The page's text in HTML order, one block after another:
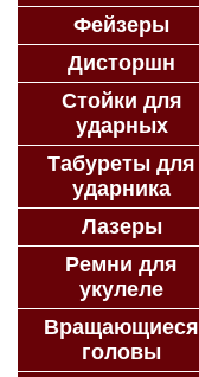
Фейзеры
Дисторшн
Стойки для
ударных
Табуреты для
ударника
Лазеры
Ремни для
укулеле
Вращающиеся
головы